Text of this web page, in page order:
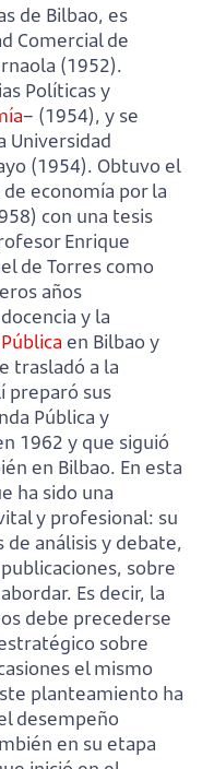
de Bilbao, es
Comercial de
(1952).
Políticas y
– (1954), y se
Universidad
(1954). Obtuvo el
economía por la
con una tesis
Enrique
de Torres como
años
y la
en Bilbao y
trasladó a la
preparó sus
Pública y
1962 y que siguió
en Bilbao. En esta
ha sido una
y profesional: su
de análisis y debate,
sobre
Es decir, la
debe precederse
sobre
el mismo
planteamiento ha
desempeño
en su etapa